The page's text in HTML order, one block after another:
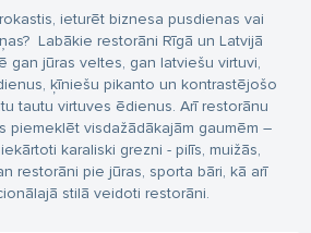
ieturēt biznesa pusdienas vai
Labākie restorāni Rīgā un Latvijā
gan jūras veltes, gan latviešu virtuvi,
ķīniešu pikanto un kontrastējošo
tautu virtuves ēdienus. Arī restorānu
piemeklēt visdažādākajām gaumēm –
karaliski grezni - pilīs, muižās,
restorāni pie jūras, sporta bāri, kā arī
stilā veidoti restorāni.